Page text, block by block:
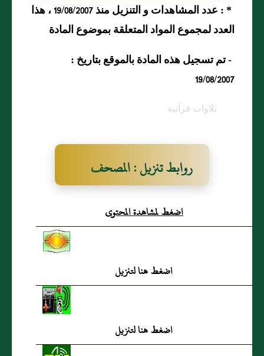
* : عدد المشاهدات و التنزيل منذ 19/08/2007 ، هذا
العدد لمجموع المواد المتعلقة بموضوع المادة
- تم تسجيل هذه المادة بالموقع بتاريخ :
19/08/2007
تلاوات قرآنية
روابط تنزيل : المصحف
المعلم لسورة النصر
اضغط لمشاهدة المحتوى
اضغط هنا لتنزيل
اضغط هنا لتنزيل